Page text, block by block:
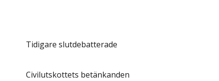
Tidigare slutdebatterade
Civilutskottets betänkanden